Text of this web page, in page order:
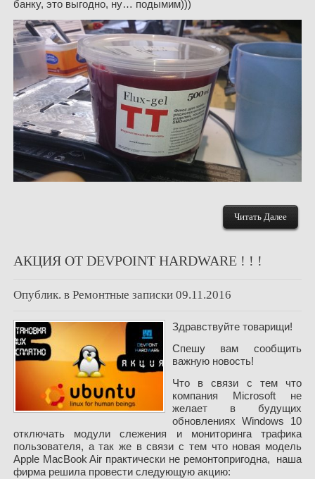
банку, это выгодно, ну… подымим)))
Читать Далее
АКЦИЯ ОТ DEVPOINT HARDWARE ! ! !
Опублик. в Ремонтные записки 09.11.2016
Здравствуйте товарищи!
Спешу вам сообщить
важную новость!
Что в связи с тем что
компания Microsoft не
желает в будущих
обновлениях Windows 10
отключать модули слежения и мониторинга трафика
пользователя, а так же в связи с тем что новая модель
Apple MacBook Air практически не ремонтопригодна, наша
фирма решила провести следующую акцию: